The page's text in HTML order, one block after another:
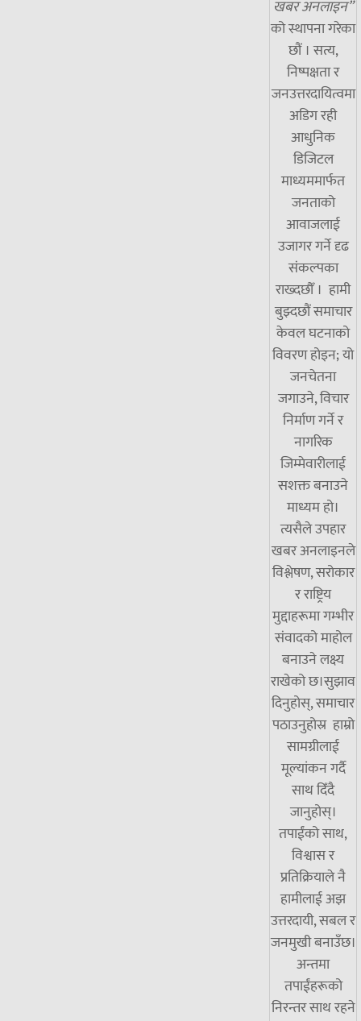
खबर अनलाइन”
को स्थापना गरेका
छौं । सत्य,
निष्पक्षता र
जनउत्तरदायित्वमा
अडिग रही
आधुनिक
डिजिटल
माध्यममार्फत
जनताको
आवाजलाई
उजागर गर्ने दृढ
संकल्पका
राख्दछौँ । हामी
बुझ्दछौं समाचार
केवल घटनाको
विवरण होइन; यो
जनचेतना
जगाउने, विचार
निर्माण गर्ने र
नागरिक
जिम्मेवारीलाई
सशक्त बनाउने
माध्यम हो।
त्यसैले उपहार
खबर अनलाइनले
विश्लेषण, सरोकार
र राष्ट्रिय
मुद्दाहरूमा गम्भीर
संवादको माहोल
बनाउने लक्ष्य
राखेको छ।सुझाव
दिनुहोस्, समाचार
पठाउनुहोस्र हाम्रो
सामग्रीलाई
मूल्यांकन गर्दै
साथ दिँदै
जानुहोस्।
तपाईंको साथ,
विश्वास र
प्रतिक्रियाले नै
हामीलाई अझ
उत्तरदायी, सबल र
जनमुखी बनाउँछ।
अन्तमा
तपाईंहरूको
निरन्तर साथ रहने